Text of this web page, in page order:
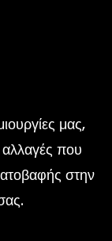
μας,
αλλαγές που
στην